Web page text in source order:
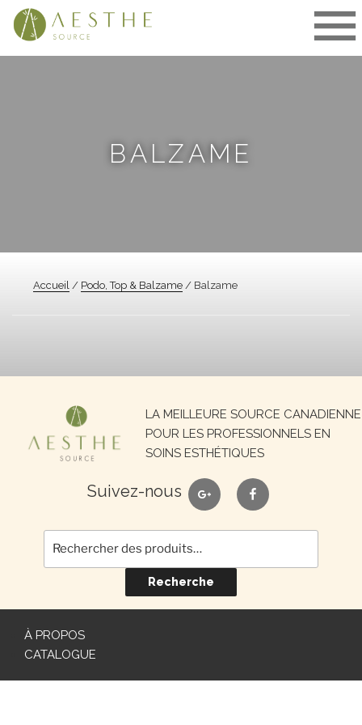
Aller
BALZAME
Accueil / Podo, Top & Balzame / Balzame
LA MEILLEURE SOURCE CANADIENNE
POUR LES PROFESSIONNELS EN
SOINS ESTHÉTIQUES
Suivez-nous google facebook
Recherche
pour :
Recherche
À PROPOS
CATALOGUE